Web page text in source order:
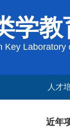
学
Key
人才
近年